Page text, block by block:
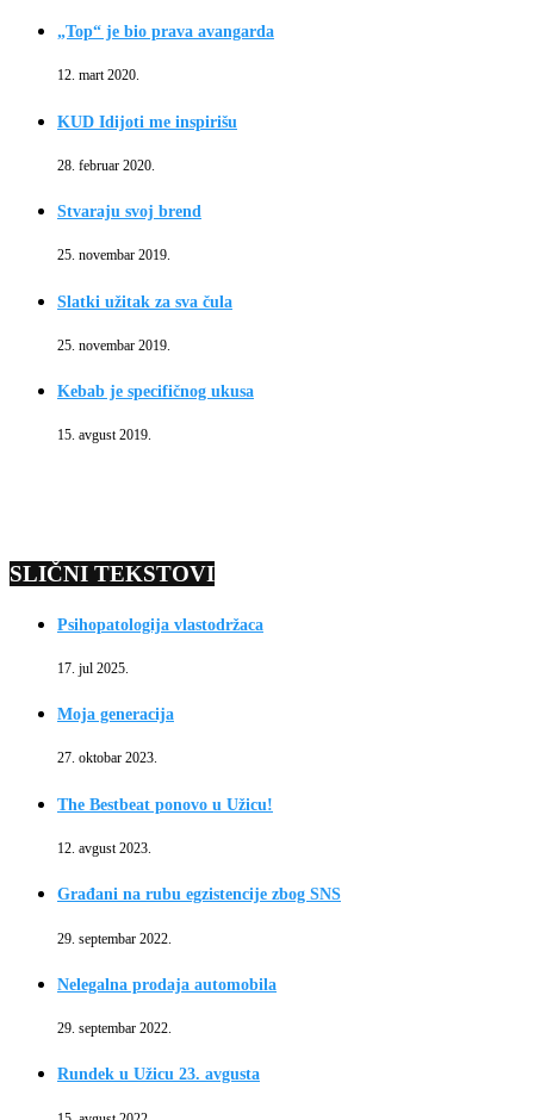
„Top“ je bio prava avangarda
12. mart 2020.
KUD Idijoti me inspirišu
28. februar 2020.
Stvaraju svoj brend
25. novembar 2019.
Slatki užitak za sva čula
25. novembar 2019.
Kebab je specifičnog ukusa
15. avgust 2019.
SLIČNI TEKSTOVI
Psihopatologija vlastodržaca
17. jul 2025.
Moja generacija
27. oktobar 2023.
The Bestbeat ponovo u Užicu!
12. avgust 2023.
Građani na rubu egzistencije zbog SNS
29. septembar 2022.
Nelegalna prodaja automobila
29. septembar 2022.
Rundek u Užicu 23. avgusta